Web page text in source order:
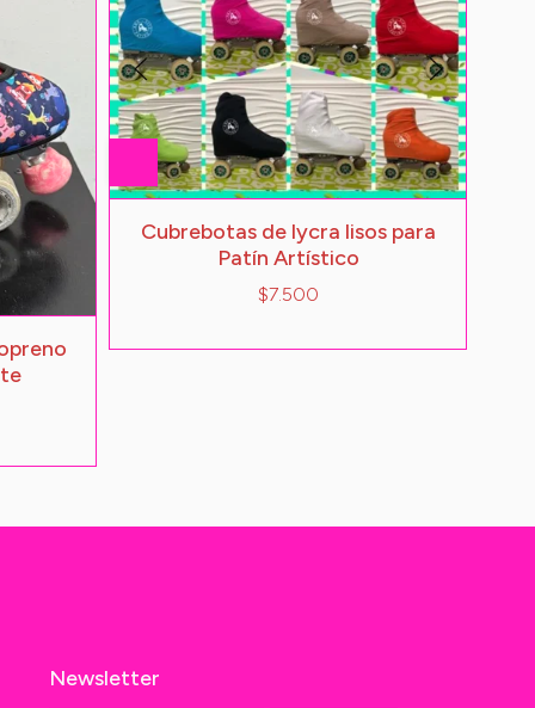
Cubrebotas de lycra lisos para
Patín Artístico
$7.500
Newsletter